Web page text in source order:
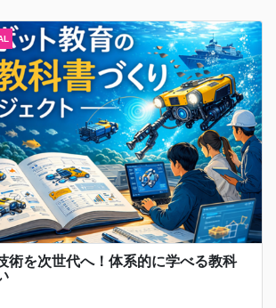
術を次世代へ！体系的に学べる教科